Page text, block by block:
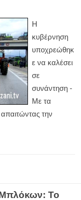
Η
κυβέρνηση
υποχρεώθηκ
ε να καλέσει
σε
συνάντηση -
Με τα
την
Το